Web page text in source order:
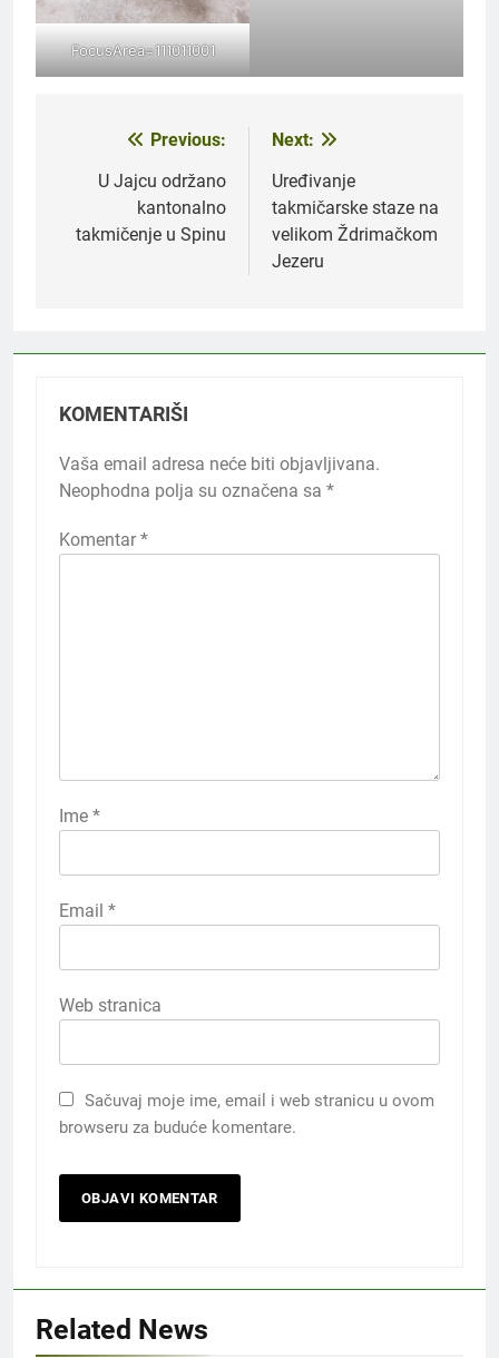
FocusArea=111011001
Navigacija
članaka
Previous:
U Jajcu održano
kantonalno
takmičenje u Spinu
Next:
Uređivanje
takmičarske staze na
velikom Ždrimačkom
Jezeru
KOMENTARIŠI
Vaša email adresa neće biti objavljivana.
Neophodna polja su označena sa *
Komentar *
Ime *
Email *
Web stranica
Sačuvaj moje ime, email i web stranicu u ovom
browseru za buduće komentare.
Related News